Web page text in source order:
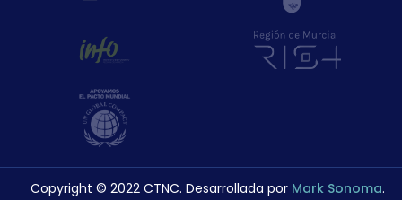
Copyright © 2022 CTNC. Desarrollada por Mark Sonoma.